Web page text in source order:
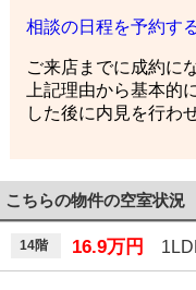
相談の日程を予約す
ご来店までに成約に
上記理由から基本的
した後に内見を行わ
こちらの物件の空室状況
14階 16.9万円